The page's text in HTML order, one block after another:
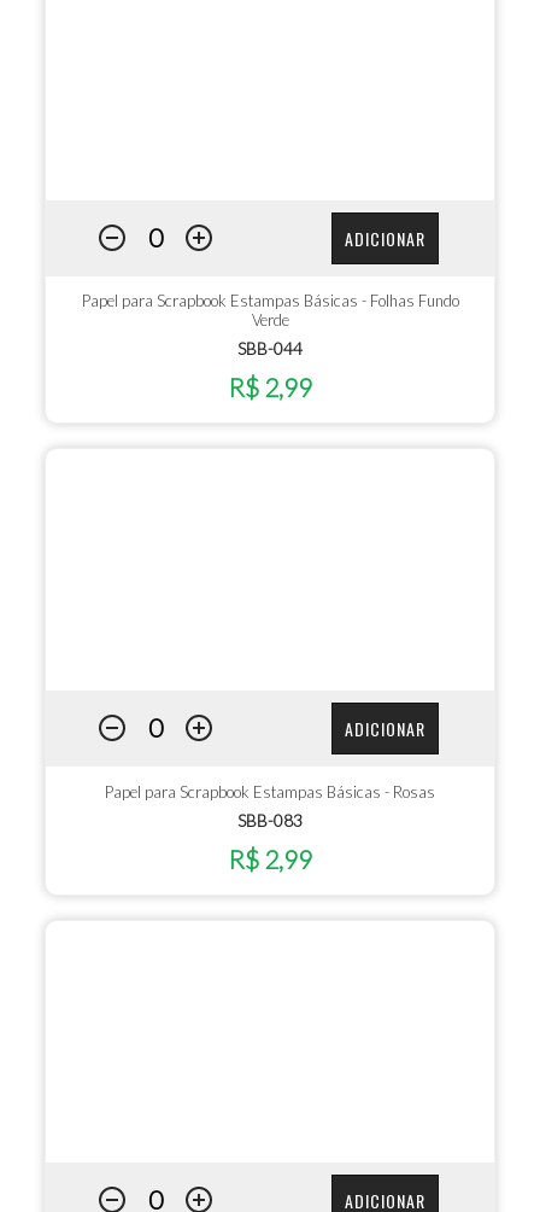
ADICIONAR
Papel para Scrapbook Estampas Básicas - Folhas Fundo
Verde
SBB-044
R$ 2,99
ADICIONAR
Papel para Scrapbook Estampas Básicas - Rosas
SBB-083
R$ 2,99
ADICIONAR